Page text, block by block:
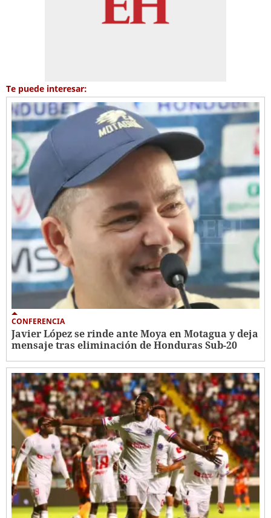
Te puede interesar:
CONFERENCIA
Javier López se rinde ante Moya en Motagua y deja
mensaje tras eliminación de Honduras Sub-20